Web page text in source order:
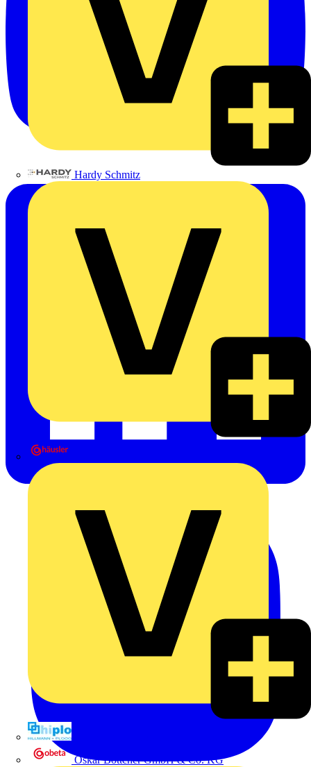
Hardy Schmitz
Oskar Böttcher GmbH & Co. KG